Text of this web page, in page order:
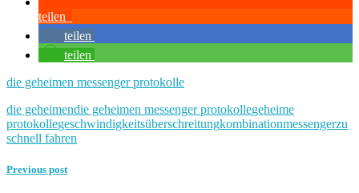
teilen
teilen
teilen
die geheimen messenger protokolle
die geheimendie geheimen messenger protokollegeheime
protokollegeschwindigkeitsüberschreitungkombinationmessengerzu
schnell fahren
Previous post